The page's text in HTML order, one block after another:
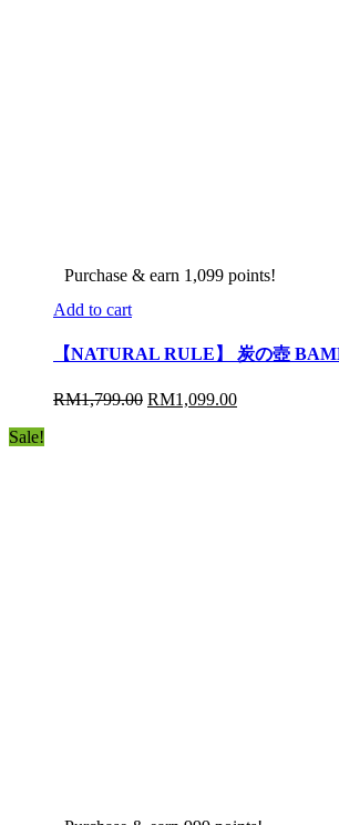
Purchase & earn 1,099 points!
Add to cart
【NATURAL RULE】 炭の壺
RM1,799.00 RM1,099.00
Sale!